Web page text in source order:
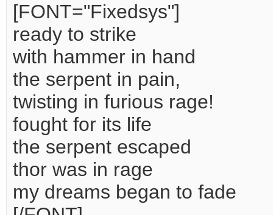
[FONT="Fixedsys"]
ready to strike
with hammer in hand
the serpent in pain,
twisting in furious rage!
fought for its life
the serpent escaped
thor was in rage
my dreams began to fade